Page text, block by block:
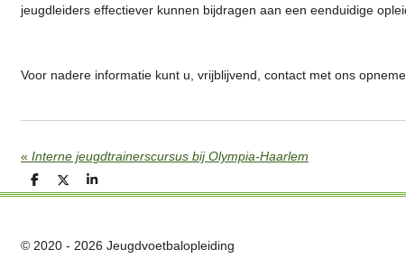
jeugdleiders effectiever kunnen bijdragen aan een eenduidige
Voor nadere informatie kunt u, vrijblijvend, contact met ons
« Interne jeugdtrainerscursus bij Olympia-Haarlem
D
e
D
e
S
h
© 2020 - 2026 Jeugdvoetbalopleiding